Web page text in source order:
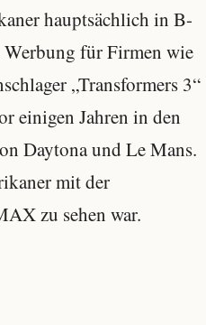
hauptsächlich in B-
für Firmen wie
„Transformers 3“
einigen Jahren in den
Daytona und Le Mans.
mit der
zu sehen war.